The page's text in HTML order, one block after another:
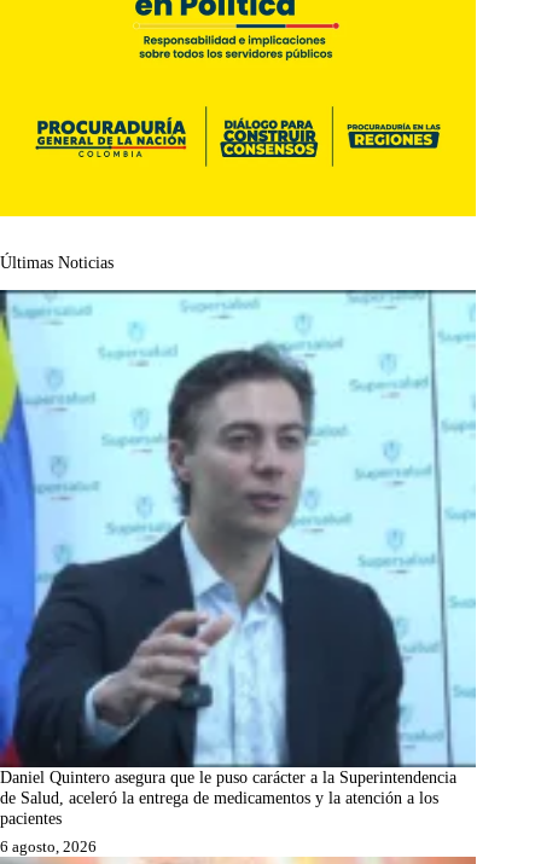
Últimas Noticias
Daniel Quintero asegura que le puso carácter a la Superintendencia
de Salud, aceleró la entrega de medicamentos y la atención a los
pacientes
6 agosto, 2026